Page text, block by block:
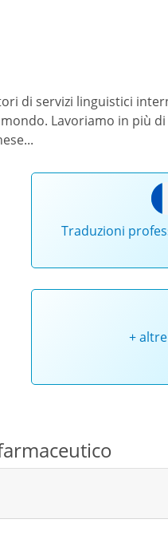
di servizi linguistici
Lavoriamo in più
Traduzioni
+